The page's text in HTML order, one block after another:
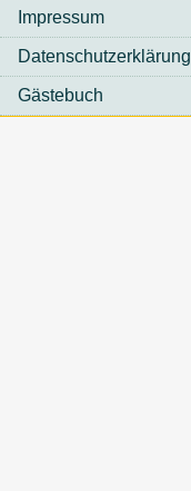
Impressum
Datenschutzerklärung
Gästebuch